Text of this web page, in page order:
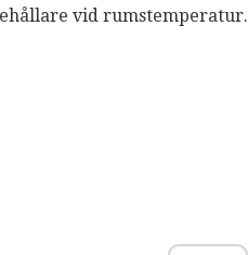
vid rumstemperatur.